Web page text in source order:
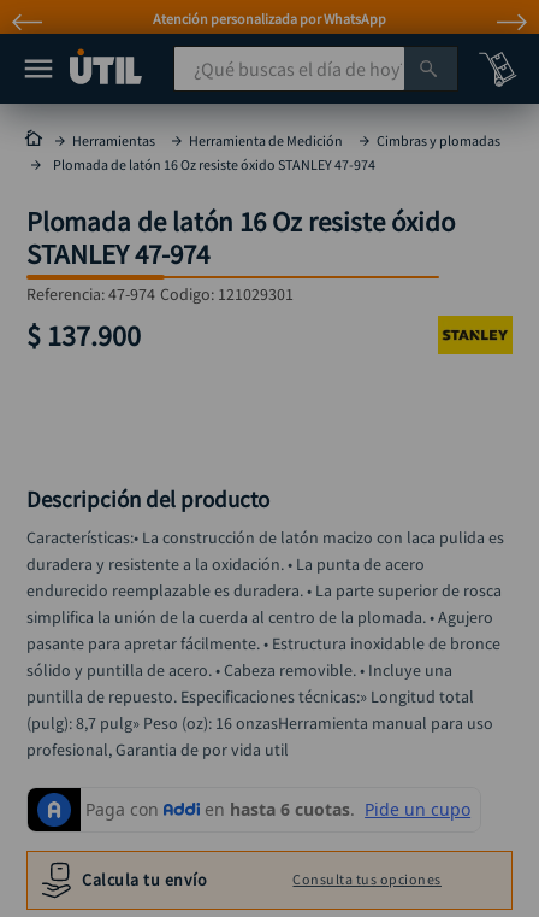
Atención personalizada por WhatsApp
¿Qué buscas el día de hoy?
Herramientas Herramienta de Medición
Cimbras y plomadas
Plomada de latón 16 Oz resiste óxido STANLEY 47-974
Plomada de latón 16 Oz resiste óxido
STANLEY 47-974
Referencia:47-974 Codigo: 121029301
$ 137.900
Descripción del producto
Características:• La construcción de latón macizo con laca pulida es
duradera y resistente a la oxidación. • La punta de acero
endurecido reemplazable es duradera. • La parte superior de rosca
simplifica la unión de la cuerda al centro de la plomada. • Agujero
pasante para apretar fácilmente. • Estructura inoxidable de bronce
sólido y puntilla de acero. • Cabeza removible. • Incluye una
puntilla de repuesto. Especificaciones técnicas:» Longitud total
(pulg): 8,7 pulg» Peso (oz): 16 onzasHerramienta manual para uso
profesional, Garantia de por vida util
Calcula tu envío Consulta tus opciones
MÁS BUSCADOS
taladro
taladros pulidoras
compresor
broca
sierra circular
taladro inalámbrico
llave impacto